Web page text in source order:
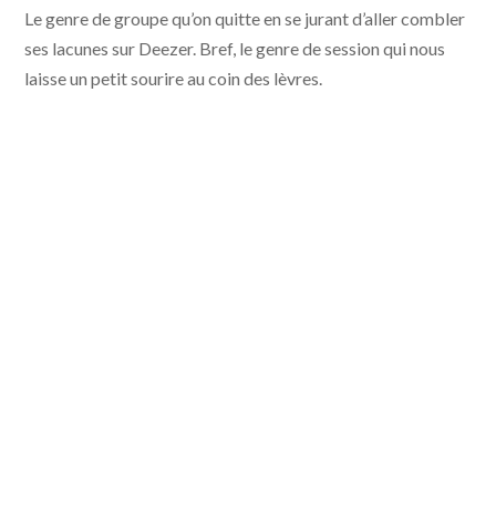
Le genre de groupe qu’on quitte en se jurant d’aller combler
ses lacunes sur Deezer. Bref, le genre de session qui nous
laisse un petit sourire au coin des lèvres.